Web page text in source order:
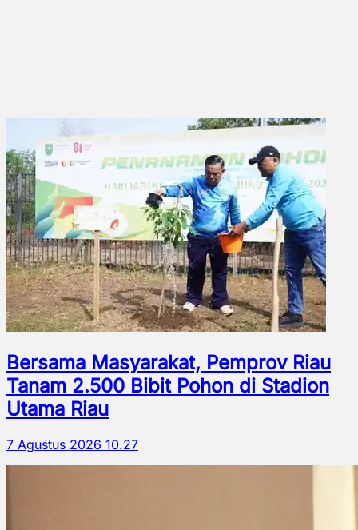
Bersama Masyarakat, Pemprov Riau
Tanam 2.500 Bibit Pohon di Stadion
Utama Riau
7 Agustus 2026 10.27